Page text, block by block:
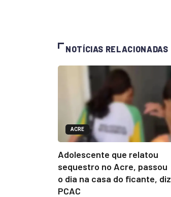
NOTÍCIAS RELACIONADAS
ACRE
Adolescente que relatou
sequestro no Acre, passou
o dia na casa do ficante, diz
PCAC